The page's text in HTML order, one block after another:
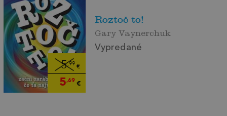
5,99 €
5,69 €
Roztoč to!
Gary Vaynerchuk
Vypredané